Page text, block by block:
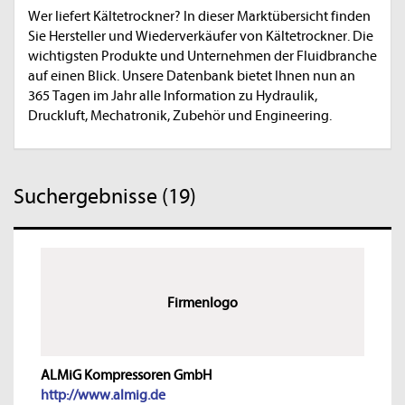
Wer liefert Kältetrockner? In dieser Marktübersicht finden
Sie Hersteller und Wiederverkäufer von Kältetrockner. Die
wichtigsten Produkte und Unternehmen der Fluidbranche
auf einen Blick. Unsere Datenbank bietet Ihnen nun an
365 Tagen im Jahr alle Information zu Hydraulik,
Druckluft, Mechatronik, Zubehör und Engineering.
Suchergebnisse (19)
Firmenlogo
ALMiG Kompressoren GmbH
http://www.almig.de